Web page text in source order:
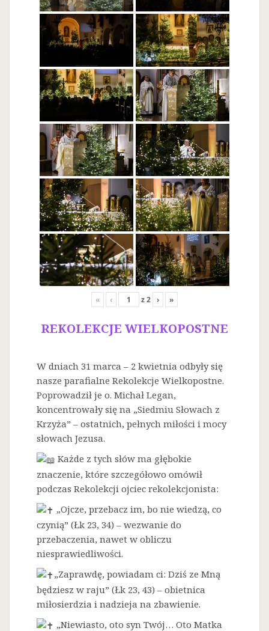
« ‹ z2 › »
REKOLEKCJE WIELKOPOSTNE
W dniach 31 marca – 2 kwietnia odbyły się
nasze parafialne Rekolekcje Wielkopostne.
Poprowadził je o. Michał Legan,
koncentrowały się na „Siedmiu Słowach z
Krzyża” – ostatnich, pełnych miłości i mocy
słowach Jezusa.
Każde z tych słów ma głębokie
znaczenie, które szczegółowo omówił
podczas Rekolekcji ojciec rekolekcjonista:
„Ojcze, przebacz im, bo nie wiedzą, co
czynią” (Łk 23, 34) – wezwanie do
przebaczenia, nawet w obliczu
niesprawiedliwości.
„Zaprawdę, powiadam ci: Dziś ze Mną
będziesz w raju” (Łk 23, 43) – obietnica
miłosierdzia i nadzieja na zbawienie.
„Niewiasto, oto syn Twój… Oto Matka